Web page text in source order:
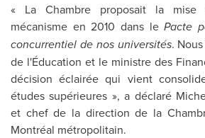
« La Chambre proposait la
mécanisme en 2010 dans lePacte
concurrentiel de nos universités.
de l'Éducation et le ministre des
décision éclairée qui vient
études supérieures », a déclaré
et chef de la direction de la
Montréal métropolitain.